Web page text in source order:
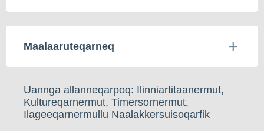
Maalaaruteqarneq
Uannga allanneqarpoq: Ilinniartitaanermut,
Kultureqarnermut, Timersornermut,
Ilageeqarnermullu Naalakkersuisoqarfik